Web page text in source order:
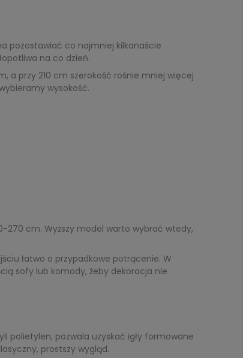
pozostawiać co najmniej kilkanaście
na co dzień.
a przy 210 cm szerokość rośnie mniej więcej
wysokość.
270 cm. Wyższy model warto wybrać wtedy,
łatwo o przypadkowe potrącenie. W
sofy lub komody, żeby dekoracja nie
polietylen, pozwala uzyskać igły formowane
prostszy wygląd.